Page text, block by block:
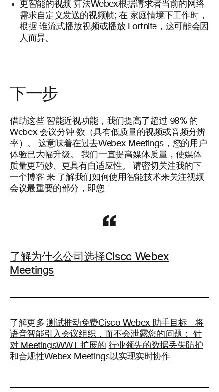
更智能的视频算法Webex根据请求者当前的网络
需求自定义发送的视频帧;在 家庭情境下工作时，
根据 谁流式播放视频或播放 Fortnite ，这可能会因
人而异。
下一步
借助这些 智能近视功能，我们提高了超过 98% 的
Webex 会议分钟数（具有低质量的视频或音频分辨
率）。
这意味着在过去Webex Meetings，您的用户
体验已大幅升级。
我们一 直提高媒体质量，使媒体
质量更巧妙、更具有自适应性。 请密切关注我的下
一个博客 来
了解我们如何使用智能技术来关注视频
会议最重要的部分，即您！
了解为什么公司选择Cisco Webex
Meetings
了解更多测试推动免费Cisco Webex 助手目标 – 将
语音智能引入会议组织，而不会泄露您的问题： 针
对 MeetingsWWT 扩展的 行业领先的数据丢失防护
和合规性Webex Meetings以实现实时协作